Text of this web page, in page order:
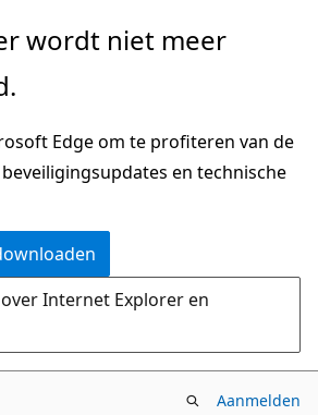
wordt niet meer
Edge om te profiteren van de
en technische
Internet Explorer en
Aanmelden